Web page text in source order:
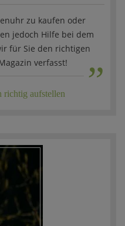
zu kaufen oder
jedoch Hilfe bei dem
für Sie den richtigen
verfasst!
„
richtig aufstellen